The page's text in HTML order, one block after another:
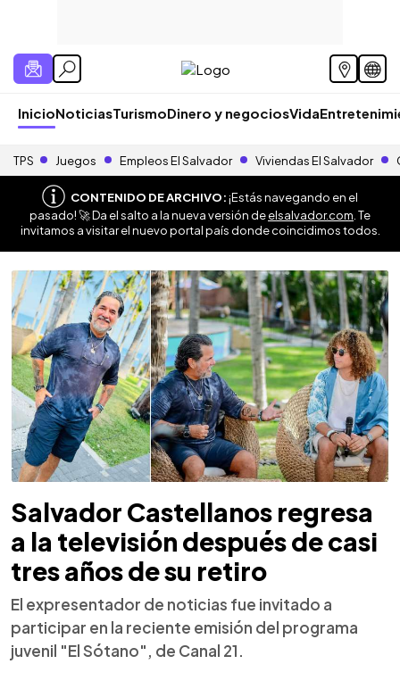
InicioNoticiasTurismoDinero y negociosVida
TPS Juegos Empleos El Salvador Viviendas El Salvador
CONTENIDO DE ARCHIVO:¡Estás navegando en el
pasado! 🚀 Da el salto a la nueva versión deelsalvador.com . Te
invitamos a visitar el nuevo portal país donde coincidimos todos.
Salvador Castellanos regresa
a la televisión después de casi
tres años de su retiro
El expresentador de noticias fue invitado a
participar en la reciente emisión del programa
juvenil "El Sótano", de Canal 21.